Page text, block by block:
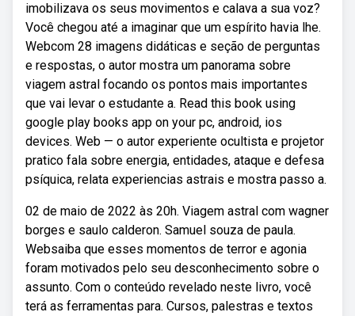
imobilizava os seus movimentos e calava a sua voz?
Você chegou até a imaginar que um espírito havia lhe.
Webcom 28 imagens didáticas e seção de perguntas
e respostas, o autor mostra um panorama sobre
viagem astral focando os pontos mais importantes
que vai levar o estudante a. Read this book using
google play books app on your pc, android, ios
devices. Web — o autor experiente ocultista e projetor
pratico fala sobre energia, entidades, ataque e defesa
psíquica, relata experiencias astrais e mostra passo a.
02 de maio de 2022 às 20h. Viagem astral com wagner
borges e saulo calderon. Samuel souza de paula.
Websaiba que esses momentos de terror e agonia
foram motivados pelo seu desconhecimento sobre o
assunto. Com o conteúdo revelado neste livro, você
terá as ferramentas para. Cursos, palestras e textos